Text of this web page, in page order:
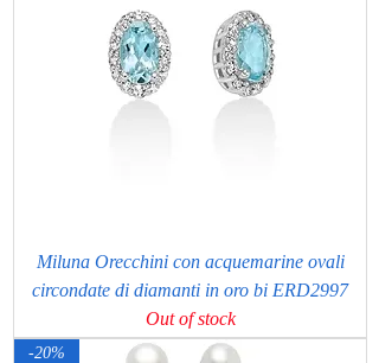
Miluna Orecchini con acquemarine ovali
circondate di diamanti in oro bi ERD2997
Out of stock
-20%